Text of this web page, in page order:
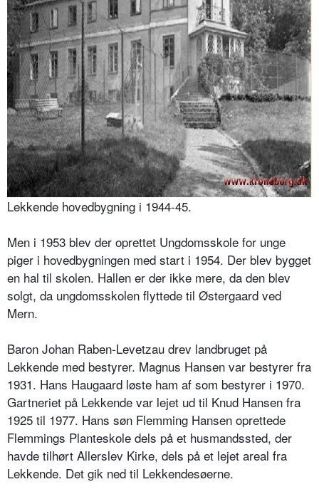
Lekkende hovedbygning i 1944-45.
Men i 1953 blev der oprettet Ungdomsskole for unge
piger i hovedbygningen med start i 1954. Der blev bygget
en hal til skolen. Hallen er der ikke mere, da den blev
solgt, da ungdomsskolen flyttede til Østergaard ved
Mern.
Baron Johan Raben-Levetzau drev landbruget på
Lekkende med bestyrer. Magnus Hansen var bestyrer fra
1931. Hans Haugaard løste ham af som bestyrer i 1970.
Gartneriet på Lekkende var lejet ud til Knud Hansen fra
1925 til 1977. Hans søn Flemming Hansen oprettede
Flemmings Planteskole dels på et husmandssted, der
havde tilhørt Allerslev Kirke, dels på et lejet areal fra
Lekkende. Det gik ned til Lekkendesøerne.